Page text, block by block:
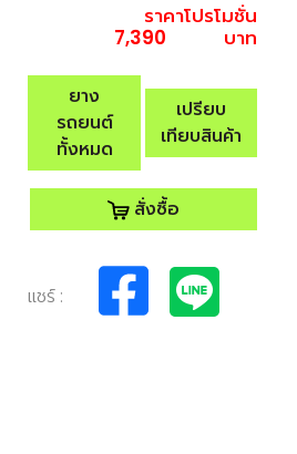
ราคาโปรโมชั่น
7,390
บาท
ยาง
รถยนต์
ทั้งหมด
เปรียบ
เทียบสินค้า
สั่งซื้อ
แชร์ :